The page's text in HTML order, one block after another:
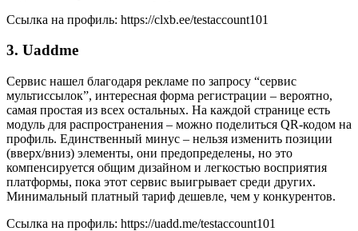
Ссылка на профиль: https://clxb.ee/testaccount101
3. Uaddme
Сервис нашел благодаря рекламе по запросу “сервис
мультиссылок”, интересная форма регистрации – вероятно,
самая простая из всех остальных. На каждой странице есть
модуль для распространения – можно поделиться QR-кодом на
профиль. Единственный минус – нельзя изменить позиции
(вверх/вниз) элементы, они предопределены, но это
компенсируется общим дизайном и легкостью восприятия
платформы, пока этот сервис выигрывает среди других.
Минимальный платный тариф дешевле, чем у конкурентов.
Ссылка на профиль: https://uadd.me/testaccount101